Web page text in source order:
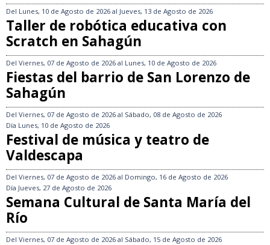
Del Lunes, 10 de Agosto de 2026 al Jueves, 13 de Agosto de 2026
Taller de robótica educativa con
Scratch en Sahagún
Del Viernes, 07 de Agosto de 2026 al Lunes, 10 de Agosto de 2026
Fiestas del barrio de San Lorenzo de
Sahagún
Del Viernes, 07 de Agosto de 2026 al Sábado, 08 de Agosto de 2026
Día Lunes, 10 de Agosto de 2026
Festival de música y teatro de
Valdescapa
Del Viernes, 07 de Agosto de 2026 al Domingo, 16 de Agosto de 2026
Día Jueves, 27 de Agosto de 2026
Semana Cultural de Santa María del
Río
Del Viernes, 07 de Agosto de 2026 al Sábado, 15 de Agosto de 2026